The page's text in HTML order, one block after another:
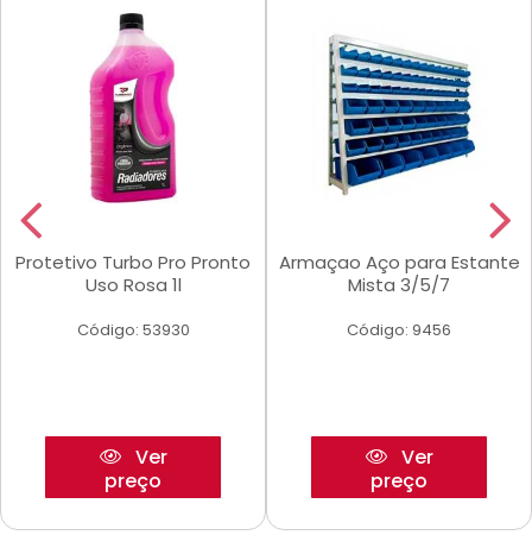
Protetivo Turbo Pro Pronto
Uso Rosa 1l
Código: 53930
Ver
preço
Armaçao Aço para Estante
Mista 3/5/7
Código: 9456
Ver
preço